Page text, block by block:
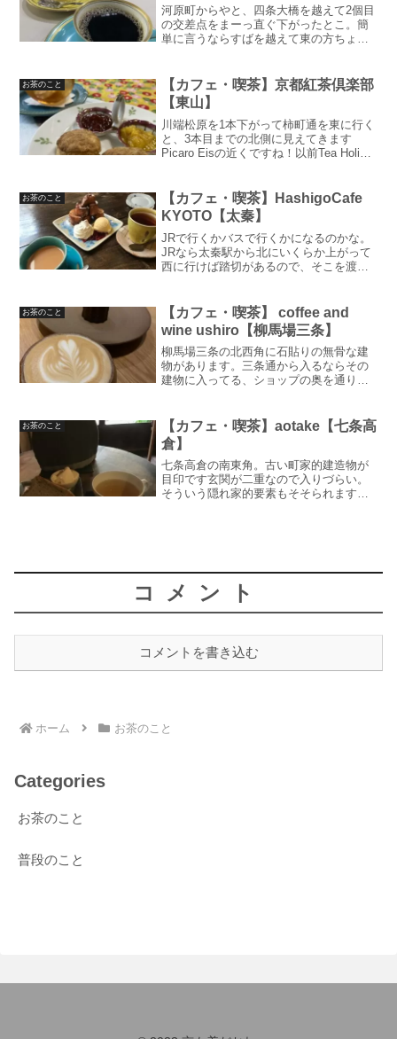
河原町からやと、四条大橋を越えて2個目
の交差点をまーっ直ぐ下がったとこ。簡
単に言うならすばを越えて東の方ちょい
ズキという名前で53年間続いていたそう
ですね。そして滔々と...
お茶のこと
【カフェ・喫茶】京都紅茶倶楽部
【東山】
川端松原を1本下がって柿町通を東に行く
と、3本目までの北側に見えてきます
Picaro Eisの近くですね！以前Tea Holic
たかったこちらにお邪魔してきました看
板が...
お茶のこと
【カフェ・喫茶】HashigoCafe
KYOTO【太秦】
JRで行くかバスで行くかになるのかな。
JRなら太秦駅から北にいくらか上がって
西に行けば踏切があるので、そこを渡れ
大通りに出ますので、西に行けば着きま
す珍しく写真がいっぱ...
お茶のこと
【カフェ・喫茶】 coffee and
wine ushiro【柳馬場三条】
柳馬場三条の北西角に石貼りの無骨な建
物があります。三条通から入るならその
建物に入ってる、ショップの奥を通り抜
るので、そこを通り抜けることになりま
す表から見えないため見付...
お茶のこと
【カフェ・喫茶】aotake【七条高
倉】
七条高倉の南東角。古い町家的建造物が
目印です玄関が二重なので入りづらい。
そういう隠れ家的要素もそそられますよ
コメント
コメントを書き込む
ホーム お茶のこと
Categories
お茶のこと
普段のこと